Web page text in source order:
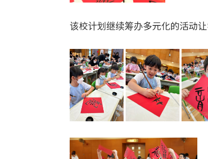
该校计划继续筹办多元化的活动